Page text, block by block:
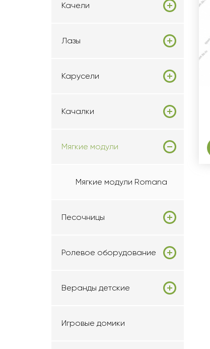
Качели
Лазы
Карусели
Качалки
Мягкие модули
Мягкие модули Romana
Песочницы
Ролевое оборудование
Веранды детские
Игровые домики